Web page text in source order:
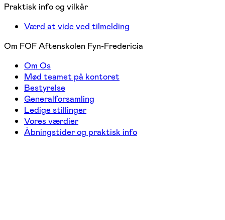
Praktisk info og vilkår
Værd at vide ved tilmelding
Om FOF Aftenskolen Fyn-Fredericia
Om Os
Mød teamet på kontoret
Bestyrelse
Generalforsamling
Ledige stillinger
Vores værdier
Åbningstider og praktisk info